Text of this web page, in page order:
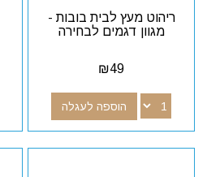
ריהוט מעץ לבית בובות -
מגוון דגמים לבחירה
₪49
הוספה לעגלה